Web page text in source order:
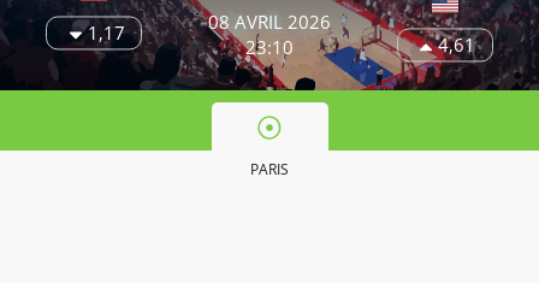
1,17
08 AVRIL 2026
23:10
4,61
PARIS